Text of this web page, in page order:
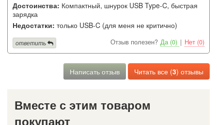
Достоинства: Компактный, шнурок USB Type-C, быстрая
зарядка
Недостатки: только USB-C (для меня не критично)
Отзыв полезен? Да (0) | Нет (0)
ответить
Написать отзыв Читать все (3) отзывы
Вместе с этим товаром
покупают